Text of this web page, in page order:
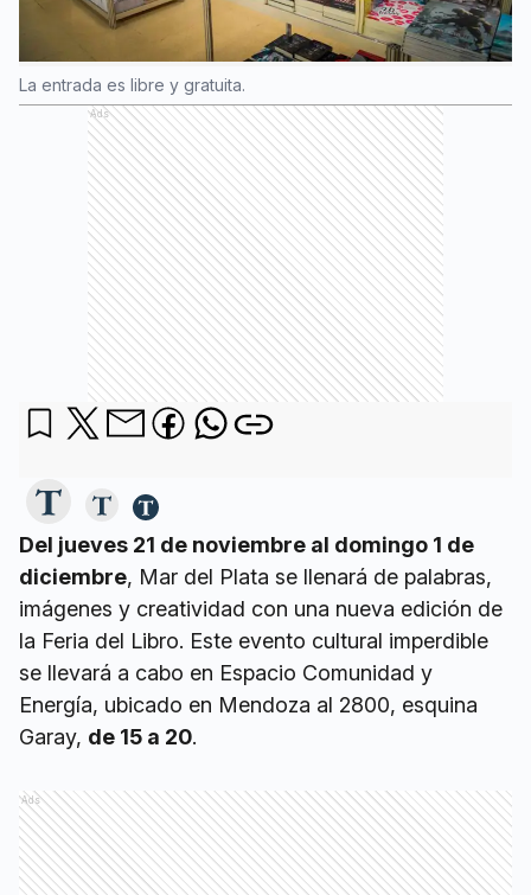
La entrada es libre y gratuita.
Ads
Del jueves 21 de noviembre al domingo 1 de
diciembre, Mar del Plata se llenará de palabras,
imágenes y creatividad con una nueva edición de
la Feria del Libro. Este evento cultural imperdible
se llevará a cabo en Espacio Comunidad y
Energía, ubicado en Mendoza al 2800, esquina
Garay, de 15 a 20.
Ads